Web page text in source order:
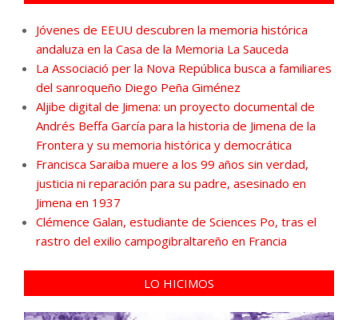
Jóvenes de EEUU descubren la memoria histórica
andaluza en la Casa de la Memoria La Sauceda
La Associació per la Nova República busca a familiares
del sanroqueño Diego Peña Giménez
Aljibe digital de Jimena: un proyecto documental de
Andrés Beffa García para la historia de Jimena de la
Frontera y su memoria histórica y democrática
Francisca Saraiba muere a los 99 años sin verdad,
justicia ni reparación para su padre, asesinado en
Jimena en 1937
Clémence Galan, estudiante de Sciences Po, tras el
rastro del exilio campogibraltareño en Francia
LO HICIMOS